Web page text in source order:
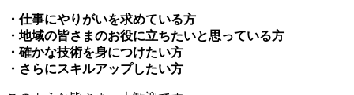
・仕事にやりがいを求めている方
・地域の皆さまのお役に立ちたいと思っている方
・確かな技術を身につけたい方
・さらにスキルアップしたい方